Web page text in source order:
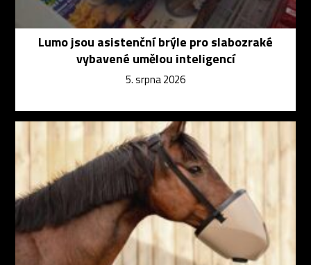
Lumo jsou asistenční brýle pro slabozraké
vybavené umělou inteligencí
5. srpna 2026